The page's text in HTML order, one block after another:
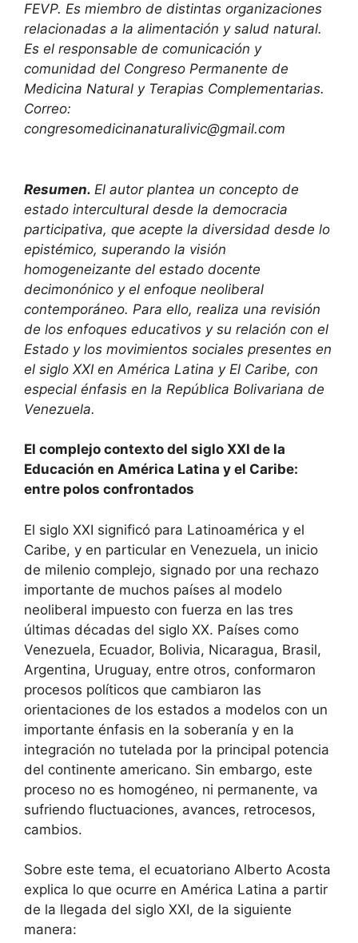
FEVP. Es miembro de distintas organizaciones
relacionadas a la alimentación y salud natural.
Es el responsable de comunicación y
comunidad del Congreso Permanente de
Medicina Natural y Terapias Complementarias.
Correo:
congresomedicinanaturalivic@gmail.com
Resumen. El autor plantea un concepto de
estado intercultural desde la democracia
participativa, que acepte la diversidad desde lo
epistémico, superando la visión
homogeneizante del estado docente
decimonónico y el enfoque neoliberal
contemporáneo. Para ello, realiza una revisión
de los enfoques educativos y su relación con el
Estado y los movimientos sociales presentes en
el siglo XXI en América Latina y El Caribe, con
especial énfasis en la República Bolivariana de
Venezuela.
El complejo contexto del siglo XXI de la
Educación en América Latina y el Caribe:
entre polos confrontados
El siglo XXI significó para Latinoamérica y el
Caribe, y en particular en Venezuela, un inicio
de milenio complejo, signado por una rechazo
importante de muchos países al modelo
neoliberal impuesto con fuerza en las tres
últimas décadas del siglo XX. Países como
Venezuela, Ecuador, Bolivia, Nicaragua, Brasil,
Argentina, Uruguay, entre otros, conformaron
procesos políticos que cambiaron las
orientaciones de los estados a modelos con un
importante énfasis en la soberanía y en la
integración no tutelada por la principal potencia
del continente americano. Sin embargo, este
proceso no es homogéneo, ni permanente, va
sufriendo fluctuaciones, avances, retrocesos,
cambios.
Sobre este tema, el ecuatoriano Alberto Acosta
explica lo que ocurre en América Latina a partir
de la llegada del siglo XXI, de la siguiente
manera: